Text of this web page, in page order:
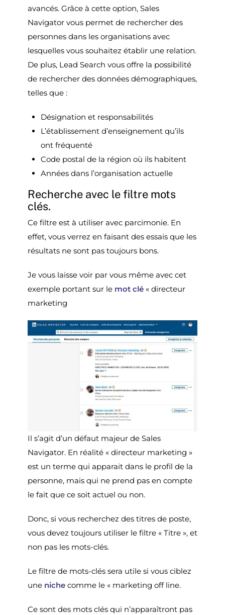
avancés. Grâce à cette option, Sales
Navigator vous permet de rechercher des
personnes dans les organisations avec
lesquelles vous souhaitez établir une relation.
De plus, Lead Search vous offre la possibilité
de rechercher des données démographiques,
telles que :
Désignation et responsabilités
L’établissement d’enseignement qu’ils
ont fréquenté
Code postal de la région où ils habitent
Années dans l’organisation actuelle
Recherche avec le filtre mots
clés.
Ce filtre est à utiliser avec parcimonie. En
effet, vous verrez en faisant des essais que les
résultats ne sont pas toujours bons.
Je vous laisse voir par vous même avec cet
exemple portant sur le mot clé « directeur
marketing
Il s’agit d’un défaut majeur de Sales
Navigator. En réalité « directeur marketing »
est un terme qui apparait dans le profil de la
personne, mais qui ne prend pas en compte
le fait que ce soit actuel ou non.
Donc, si vous recherchez des titres de poste,
vous devez toujours utiliser le filtre « Titre », et
non pas les mots-clés.
Le filtre de mots-clés sera utile si vous ciblez
une niche comme le « marketing off line.
Ce sont des mots clés qui n’apparaîtront pas